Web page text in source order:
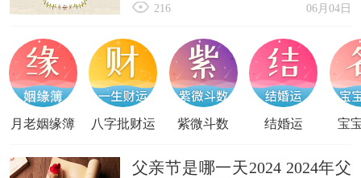
06月04日
216
月老姻缘簿 八字批财运 紫微斗数 结婚运 宝
父亲节是哪一天2024 2024年父